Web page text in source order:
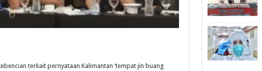
terkait pernyataan Kalimantan ‘tempat jin buang